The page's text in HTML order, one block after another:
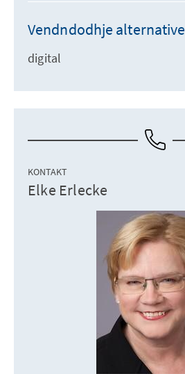
Vendndodhje alternative
digital
KONTAKT
Elke Erlecke